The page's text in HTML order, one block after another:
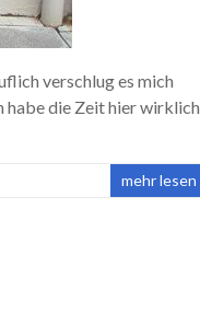
verschlug es mich
habe die Zeit hier wirklich
mehr lesen